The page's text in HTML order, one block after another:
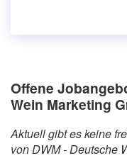
Offene
Wein Marketing
Aktuell gibt es keine
von DWM - Deutsche